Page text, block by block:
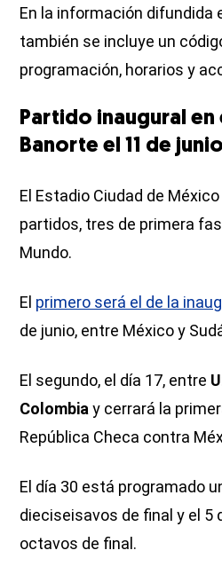
En la información difundida
también se incluye un
programación, horarios y
Partido inaugural en
Banorte el 11 de junio
El Estadio Ciudad de
partidos, tres de primera
Mundo.
El primero será el de la
de junio, entre México y
El segundo, el día 17, entre
Colombia y cerrará la
República Checa contra
El día 30 está programado
dieciseisavos de final y el 5
octavos de final.